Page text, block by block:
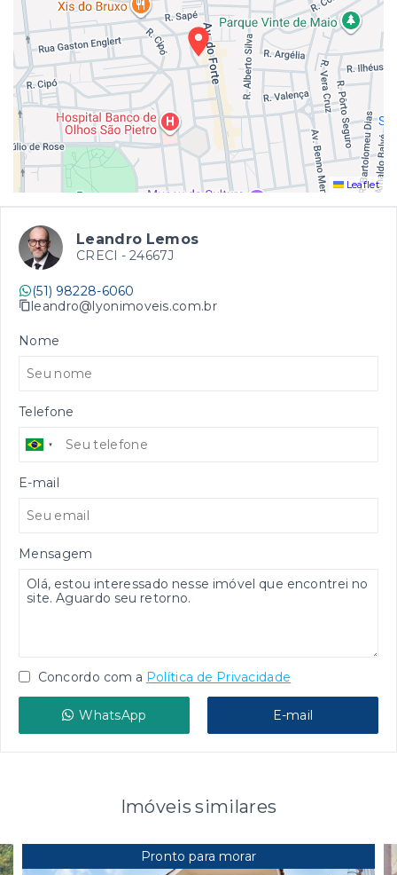
Leaflet
Leandro Lemos
CRECI - 24667J
(51) 98228-6060
leandro@lyonimoveis.com.br
Nome
Telefone
E-mail
Mensagem
Concordo com a Política de Privacidade
WhatsApp E-mail
Imóveis similares
Pronto para morar